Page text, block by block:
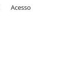
Acesso